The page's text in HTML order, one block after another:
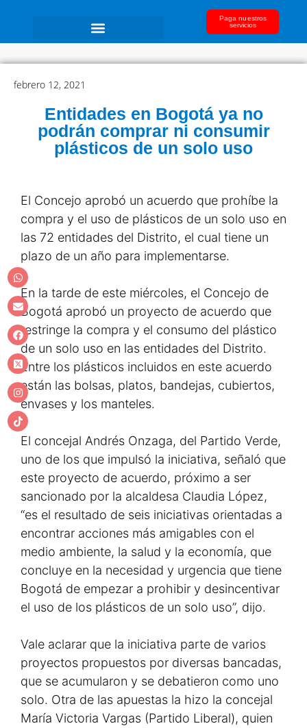
Paga nuestros
servicios
febrero 12, 2021
Entidades en Bogotá ya no
podrán comprar ni consumir
plásticos de un solo uso
El Concejo aprobó un acuerdo que prohíbe la
compra y el uso de plásticos de un solo uso en
las 72 entidades del Distrito, el cual tiene un
plazo de un año para implementarse.
En la tarde de este miércoles, el Concejo de
Bogotá aprobó un proyecto de acuerdo que
restringe la compra y el consumo del plástico
de un solo uso en las entidades del Distrito.
Entre los plásticos incluidos en este acuerdo
están las bolsas, platos, bandejas, cubiertos,
envases y los manteles.
El concejal Andrés Onzaga, del Partido Verde,
uno de los que impulsó la iniciativa, señaló que
este proyecto de acuerdo, próximo a ser
sancionado por la alcaldesa Claudia López,
“es el resultado de seis iniciativas orientadas a
encontrar acciones más amigables con el
medio ambiente, la salud y la economía, que
concluye en la necesidad y urgencia que tiene
Bogotá de empezar a prohibir y desincentivar
el uso de los plásticos de un solo uso”, dijo.
Vale aclarar que la iniciativa parte de varios
proyectos propuestos por diversas bancadas,
que se acumularon y se debatieron como uno
solo. Otra de las apuestas la hizo la concejal
María Victoria Vargas (Partido Liberal), quien